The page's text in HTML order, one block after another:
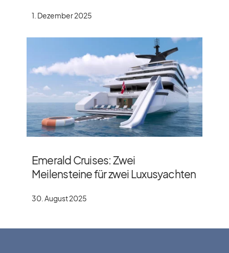
1. Dezember 2025
Emerald Cruises: Zwei
Meilensteine für zwei Luxusyachten
30. August 2025